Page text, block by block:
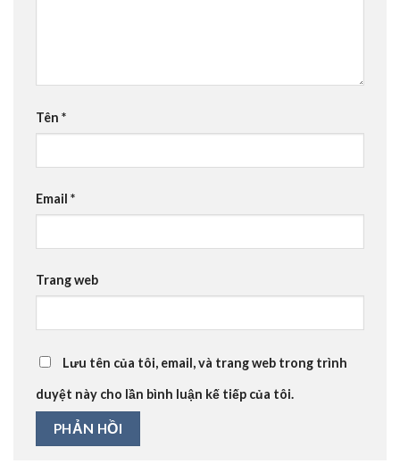
Tên *
Email *
Trang web
Lưu tên của tôi, email, và trang web trong trình
duyệt này cho lần bình luận kế tiếp của tôi.